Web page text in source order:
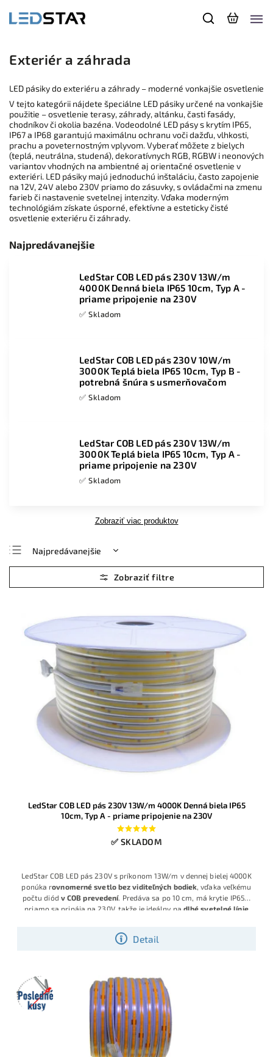
Exteriér a záhrada
LED pásiky do exteriéru a záhrady – moderné vonkajšie osvetlenie
V tejto kategórii nájdete špeciálne LED pásiky určené na vonkajšie
použitie – osvetlenie terasy, záhrady, altánku, časti fasády,
chodníkov či okolia bazéna. Vodeodolné LED pásy s krytím IP65,
IP67 a IP68 garantujú maximálnu ochranu voči dažďu, vlhkosti,
prachu a poveternostným vplyvom. Vyberať môžete z bielych
(teplá, neutrálna, studená), dekoratívnych RGB, RGBW i neonových
variantov vhodných na ambientné aj orientačné osvetlenie v
exteriéri. LED pásiky majú jednoduchú inštaláciu, často zapojenie
na 12V, 24V alebo 230V priamo do zásuvky, s ovládačmi na zmenu
farieb či nastavenie svetelnej intenzity. Vďaka moderným
technológiám získate úsporné, efektívne a esteticky čisté
osvetlenie exteriéru či záhrady.
Najpredávanejšie
LedStar COB LED pás 230V 13W/m
4000K Denná biela IP65 10cm, Typ A -
priame pripojenie na 230V
✅ Skladom
LedStar COB LED pás 230V 10W/m
3000K Teplá biela IP65 10cm, Typ B -
potrebná šnúra s usmerňovačom
✅ Skladom
LedStar COB LED pás 230V 13W/m
3000K Teplá biela IP65 10cm, Typ A -
priame pripojenie na 230V
✅ Skladom
Zobraziť viac produktov
Najpredávanejšie
Najlacnejšie
Najdrahšie
LedStar COB LED pás 230V 13W/m 4000K Denná biela IP65
10cm, Typ A - priame pripojenie na 230V
✅ SKLADOM
Detail
LedStar COB LED pás 230V s príkonom 13W/m v dennej bielej 4000K
ponúka rovnomerné svetlo bez viditeľných bodiek, vďaka veľkému
počtu diód v COB prevedení. Predáva sa po 10 cm, má krytie IP65 a
priamo sa pripája na 230V, takže je ideálny na dlhé svetelné línie
presne na desiatky centimetrov !
Posledné
kusy